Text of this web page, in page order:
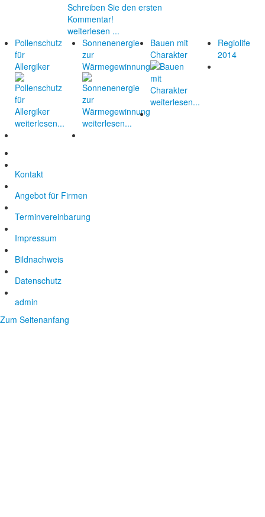
Schreiben Sie den ersten
Kommentar!
weiterlesen ...
Pollenschutz
für
Allergiker
weiterlesen...
Sonnenenergie
zur
Wärmegewinnung
weiterlesen...
Bauen mit
Charakter
weiterlesen...
Regiolife
2014
Kontakt
Angebot für Firmen
Terminvereinbarung
Impressum
Bildnachweis
Datenschutz
admin
Zum Seitenanfang